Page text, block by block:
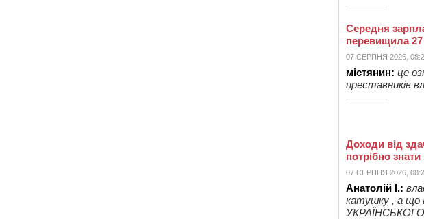
Середня
перевищила 27
07 СЕРПНЯ 2026,
містянин: це
преставників
Доходи від
потрібно
07 СЕРПНЯ 2026,
Анатолій І.:
катушку , а що